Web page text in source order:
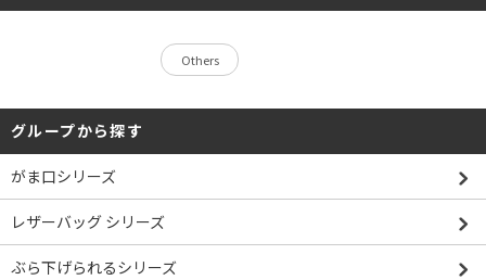
Others
グループから探す
がま口シリーズ
レザーバッグ シリーズ
ぶら下げられるシリーズ